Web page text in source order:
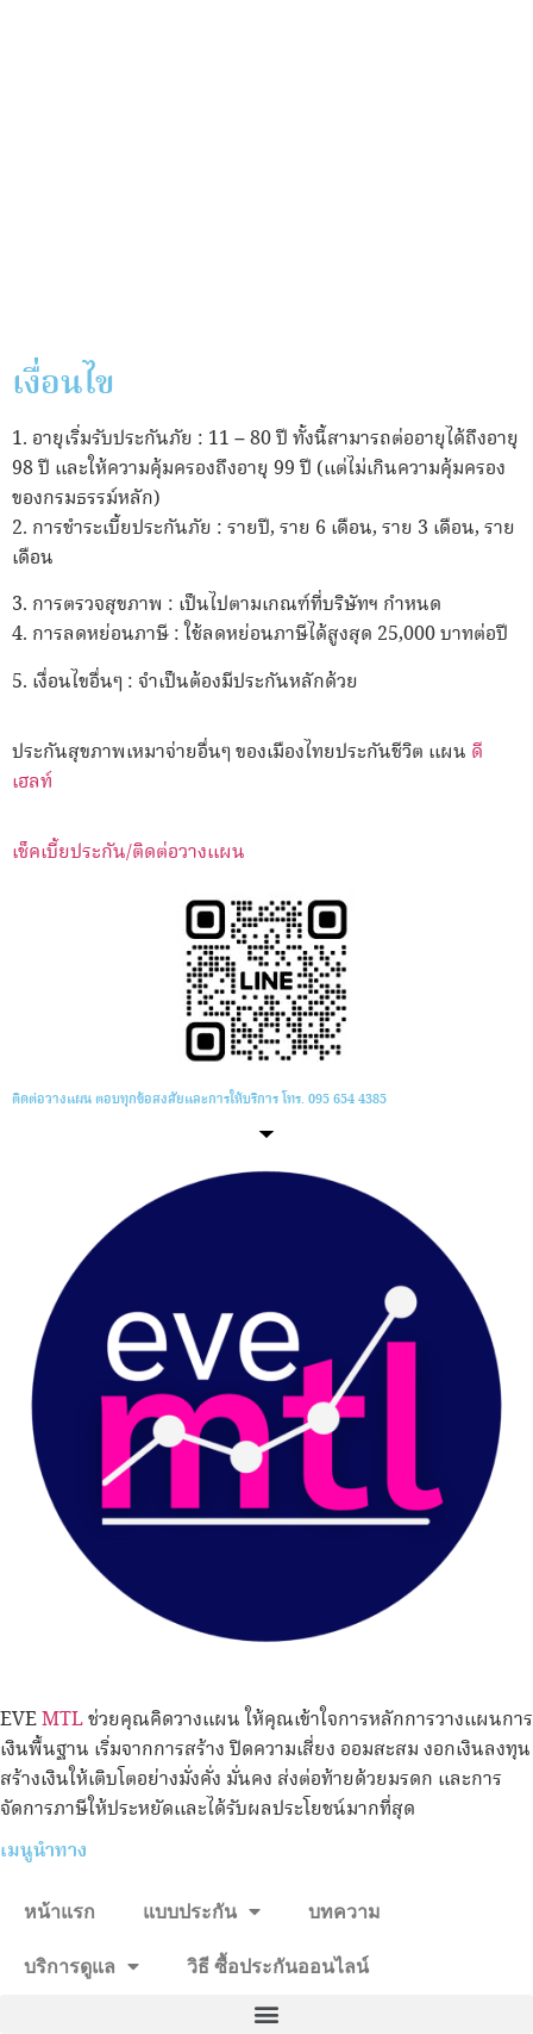
เงื่อนไข
1. อายุเริ่มรับประกันภัย : 11 – 80 ปี ทั้งนี้สามารถต่ออายุได้ถึงอายุ
98 ปี และให้ความคุ้มครองถึงอายุ 99 ปี (แต่ไม่เกินความคุ้มครอง
ของกรมธรรม์หลัก)
2. การชำระเบี้ยประกันภัย : รายปี, ราย 6 เดือน, ราย 3 เดือน, ราย
เดือน
3. การตรวจสุขภาพ : เป็นไปตามเกณฑ์ที่บริษัทฯ กำหนด
4. การลดหย่อนภาษี : ใช้ลดหย่อนภาษีได้สูงสุด 25,000 บาทต่อปี
5. เงื่อนไขอื่นๆ : จำเป็นต้องมีประกันหลักด้วย
ประกันสุขภาพเหมาจ่ายอื่นๆ ของเมืองไทยประกันชีวิต แผน ดี
เฮลท์
เช็คเบี้ยประกัน/ติดต่อวางแผน
ติดต่อวางแผน ตอบทุกข้อสงสัยและการให้บริการ โทร. 095 654 4385
EVEMTLช่วยคุณคิดวางแผน ให้คุณเข้าใจการหลักการวางแผนการ
เงินพื้นฐาน เริ่มจากการสร้าง ปิดความเสี่ยง ออมสะสม งอกเงินลงทุน
สร้างเงินให้เติบโตอย่างมั่งคั่ง มั่นคง ส่งต่อท้ายด้วยมรดก และการ
จัดการภาษีให้ประหยัดและได้รับผลประโยชน์มากที่สุด
เมนูนำทาง
หน้าแรก แบบประกัน บทความ
บริการดูแล วิธี ซื้อประกันออนไลน์